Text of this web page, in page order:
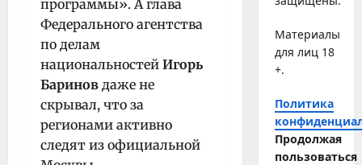
программы». А глава
Федерального агентства
по делам
национальностей Игорь
Баринов даже не
скрывал, что за
регионами активно
следят из официальной
Материалы
для лиц 18
+.
Политика
Продолжая
пользоваться